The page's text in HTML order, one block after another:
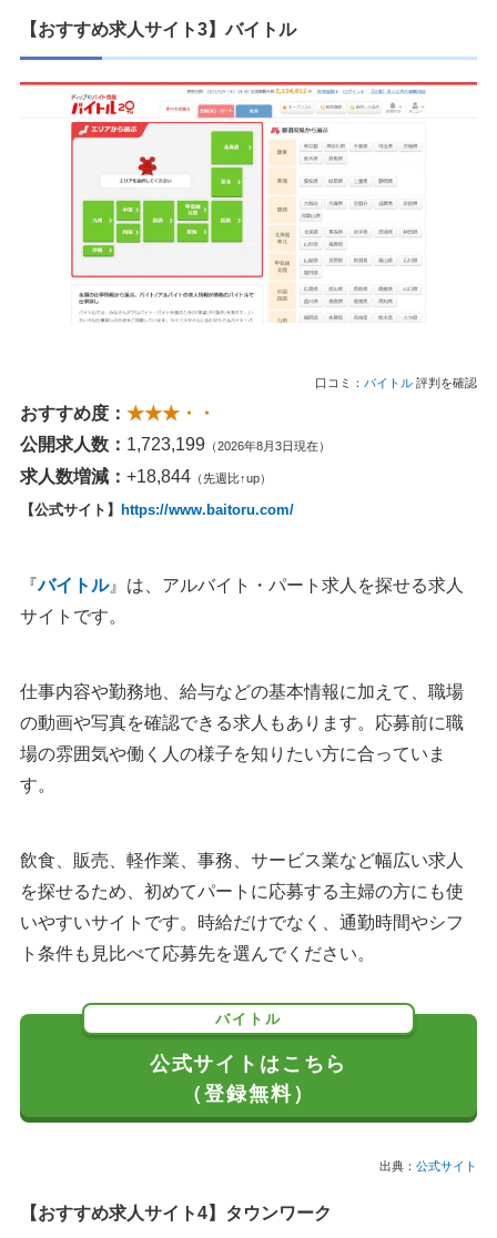
【おすすめ求人サイト3】バイトル
口コミ： バイトル 評判を確認
おすすめ度： ★★★・・
公開求人数： 1,723,199 （2026年8月3日現在）
求人数増減： +18,844 （先週比↑up）
【公式サイト】 https://www.baitoru.com/
『バイトル』は、アルバイト・パート求人を探せる求人
サイトです。
仕事内容や勤務地、給与などの基本情報に加えて、職場
の動画や写真を確認できる求人もあります。応募前に職
場の雰囲気や働く人の様子を知りたい方に合っていま
す。
飲食、販売、軽作業、事務、サービス業など幅広い求人
を探せるため、初めてパートに応募する主婦の方にも使
いやすいサイトです。時給だけでなく、通勤時間やシフ
ト条件も見比べて応募先を選んでください。
バイトル
公式サイトはこちら
（登録無料）
出典： 公式サイト
【おすすめ求人サイト4】タウンワーク